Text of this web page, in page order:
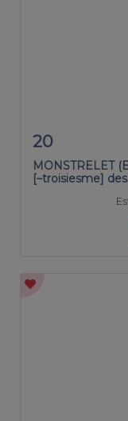
20
MONSTRELET
[–troisiesme]